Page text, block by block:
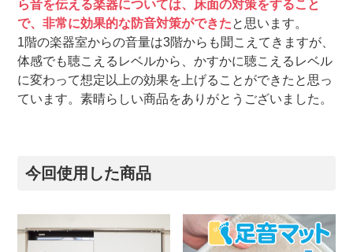
ら音を伝える楽器については、床面の対策をすること
で、非常に効果的な防音対策ができたと思います。
1階の楽器室からの音量は3階からも聞こえてきますが、
体感でも聴こえるレベルから、かすかに聴こえるレベル
に変わって想定以上の効果を上げることができたと思っ
ています。素晴らしい商品をありがとうございました。
今回使用した商品